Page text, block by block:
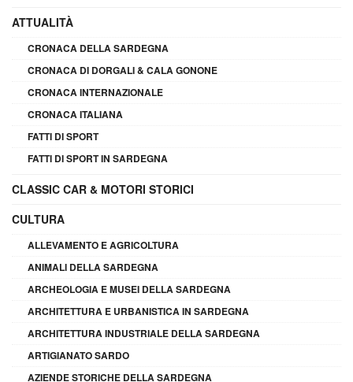
ATTUALITÀ
CRONACA DELLA SARDEGNA
CRONACA DI DORGALI & CALA GONONE
CRONACA INTERNAZIONALE
CRONACA ITALIANA
FATTI DI SPORT
FATTI DI SPORT IN SARDEGNA
CLASSIC CAR & MOTORI STORICI
CULTURA
ALLEVAMENTO E AGRICOLTURA
ANIMALI DELLA SARDEGNA
ARCHEOLOGIA E MUSEI DELLA SARDEGNA
ARCHITETTURA E URBANISTICA IN SARDEGNA
ARCHITETTURA INDUSTRIALE DELLA SARDEGNA
ARTIGIANATO SARDO
AZIENDE STORICHE DELLA SARDEGNA